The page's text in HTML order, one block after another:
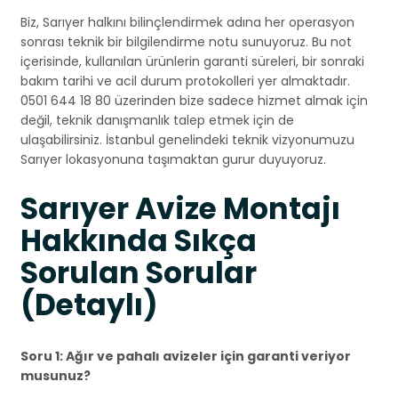
Biz, Sarıyer halkını bilinçlendirmek adına her operasyon
sonrası teknik bir bilgilendirme notu sunuyoruz. Bu not
içerisinde, kullanılan ürünlerin garanti süreleri, bir sonraki
bakım tarihi ve acil durum protokolleri yer almaktadır.
0501 644 18 80 üzerinden bize sadece hizmet almak için
değil, teknik danışmanlık talep etmek için de
ulaşabilirsiniz. İstanbul genelindeki teknik vizyonumuzu
Sarıyer lokasyonuna taşımaktan gurur duyuyoruz.
Sarıyer Avize Montajı
Hakkında Sıkça
Sorulan Sorular
(Detaylı)
Soru 1: Ağır ve pahalı avizeler için garanti veriyor
musunuz?